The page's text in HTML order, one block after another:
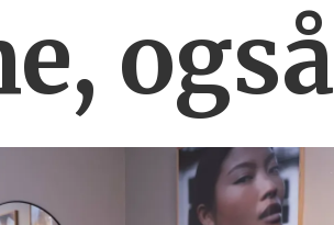
også